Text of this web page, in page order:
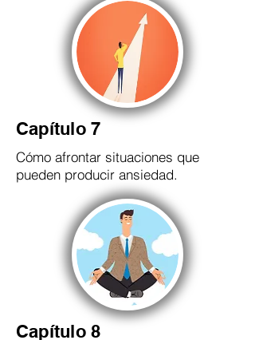
Capítulo 7
Cómo afrontar situaciones que
pueden producir ansiedad.
Capítulo 8